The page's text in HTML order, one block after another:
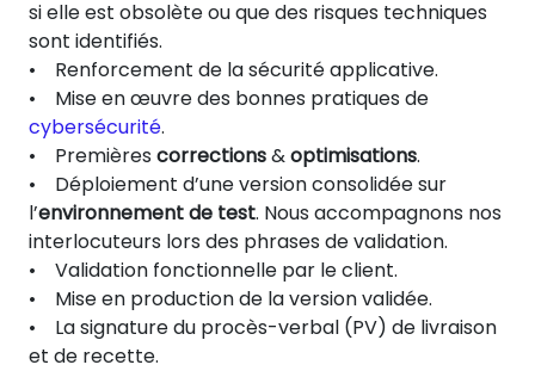
si elle est obsolète ou que des risques techniques
sont identifiés.
• Renforcement de la sécurité applicative.
• Mise en œuvre des bonnes pratiques de
cybersécurité.
• Premières corrections&optimisations.
• Déploiement d’une version consolidée sur
l’environnement de test. Nous accompagnons nos
interlocuteurs lors des phrases de validation.
• Validation fonctionnelle par le client.
• Mise en production de la version validée.
• La signature du procès-verbal (PV) de livraison
et de recette.